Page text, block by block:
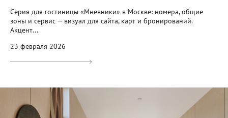
Серия для гостиницы «Мневники» в Москве: номера, общие
зоны и сервис — визуал для сайта, карт и бронирований.
Акцент...
23 февраля 2026